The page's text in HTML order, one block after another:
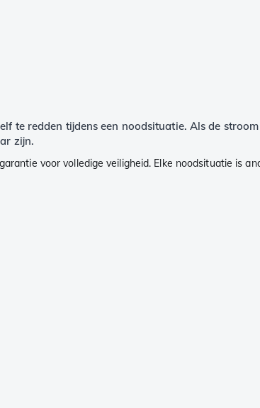
te redden tijdens een noodsituatie. Als de
zijn.
voor volledige veiligheid. Elke noodsituatie is